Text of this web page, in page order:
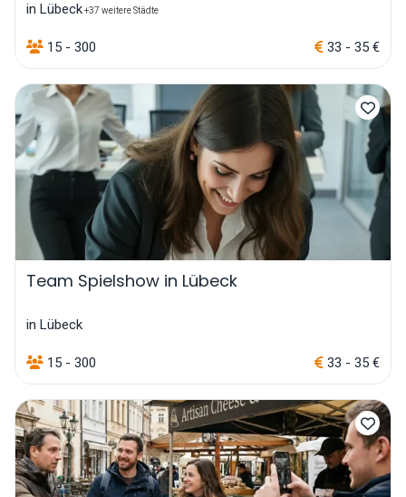
in Lübeck+37 weitere Städte
15 - 300 33 - 35 €
Team Spielshow in Lübeck
in Lübeck
15 - 300 33 - 35 €